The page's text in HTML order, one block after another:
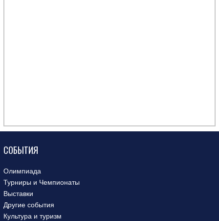
СОБЫТИЯ
Олимпиада
Турниры и Чемпионаты
Выставки
Другие события
Культура и туризм